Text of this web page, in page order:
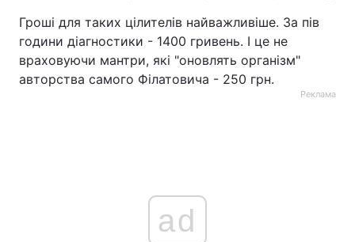
Гроші для таких цілителів найважливіше. За пів
години діагностики - 1400 гривень. І це не
враховуючи мантри, які "оновлять організм"
авторства самого Філатовича - 250 грн.
Реклама
ad